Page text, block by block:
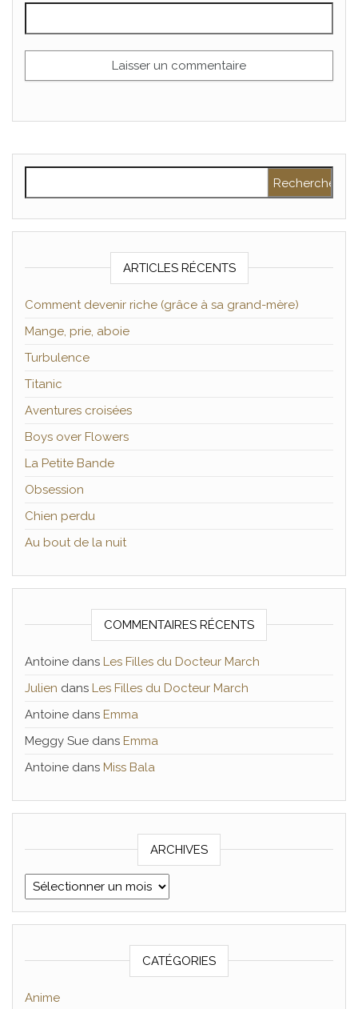
ARTICLES RÉCENTS
Comment devenir riche (grâce à sa grand-mère)
Mange, prie, aboie
Turbulence
Titanic
Aventures croisées
Boys over Flowers
La Petite Bande
Obsession
Chien perdu
Au bout de la nuit
COMMENTAIRES RÉCENTS
Antoine dans Les Filles du Docteur March
Julien dans Les Filles du Docteur March
Antoine dans Emma
Meggy Sue dans Emma
Antoine dans Miss Bala
ARCHIVES
Archives
CATÉGORIES
Anime